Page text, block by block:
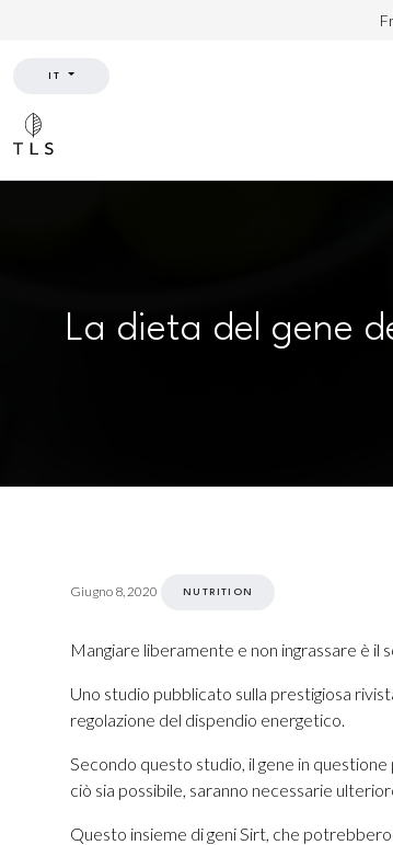
IT
La dieta del gene
Giugno 8, 2020 NUTRITION
Mangiare liberamente e non ingrassare è il
Uno studio pubblicato sulla prestigiosa
regolazione del dispendio energetico.
Secondo questo studio, il gene in
ciò sia possibile, saranno necessarie
Questo insieme di geni Sirt, che